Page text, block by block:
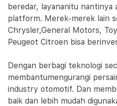
beredar, layananitu nantinya
platform. Merek-merek lain
Chrysler,General Motors,
Peugeot Citroen bisa
Dengan berbagi teknologi
membantumengurangi
industry otomotif. Dan
baik dan lebih mudah